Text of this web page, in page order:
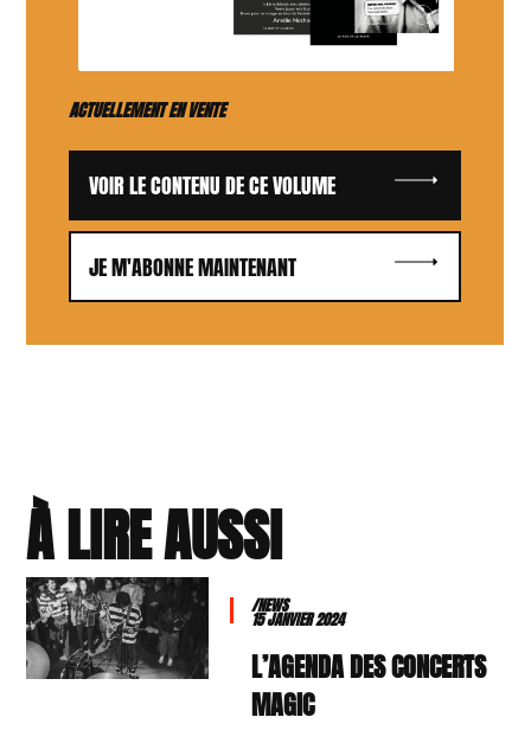
ACTUELLEMENT EN VENTE
VOIR LE CONTENU DE CE VOLUME
JE M'ABONNE MAINTENANT
À LIRE AUSSI
/NEWS
15 JANVIER 2024
L’AGENDA DES CONCERTS
MAGIC